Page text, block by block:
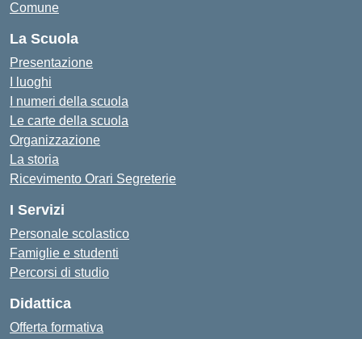
Comune
La Scuola
Presentazione
I luoghi
I numeri della scuola
Le carte della scuola
Organizzazione
La storia
Ricevimento Orari Segreterie
I Servizi
Personale scolastico
Famiglie e studenti
Percorsi di studio
Didattica
Offerta formativa